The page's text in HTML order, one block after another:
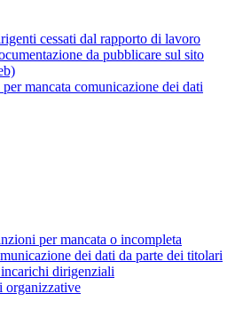
cessati dal rapporto di lavoro
da pubblicare sul sito
mancata comunicazione dei dati
per mancata o incompleta
dei dati da parte dei titolari
dirigenziali
organizzative